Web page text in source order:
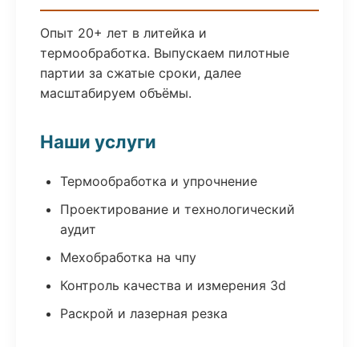
Опыт 20+ лет в литейка и
термообработка. Выпускаем пилотные
партии за сжатые сроки, далее
масштабируем объёмы.
Наши услуги
Термообработка и упрочнение
Проектирование и технологический
аудит
Мехобработка на чпу
Контроль качества и измерения 3d
Раскрой и лазерная резка